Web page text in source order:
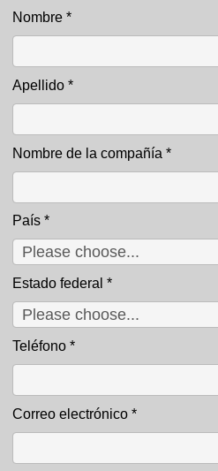
Formulario de contacto
Nombre *
Apellido *
Nombre de la compañía *
País *
Estado federal *
Teléfono *
Correo electrónico *